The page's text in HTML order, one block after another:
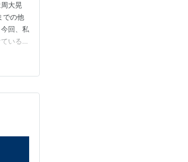
大晃
での他
回、私
いる二
せん。